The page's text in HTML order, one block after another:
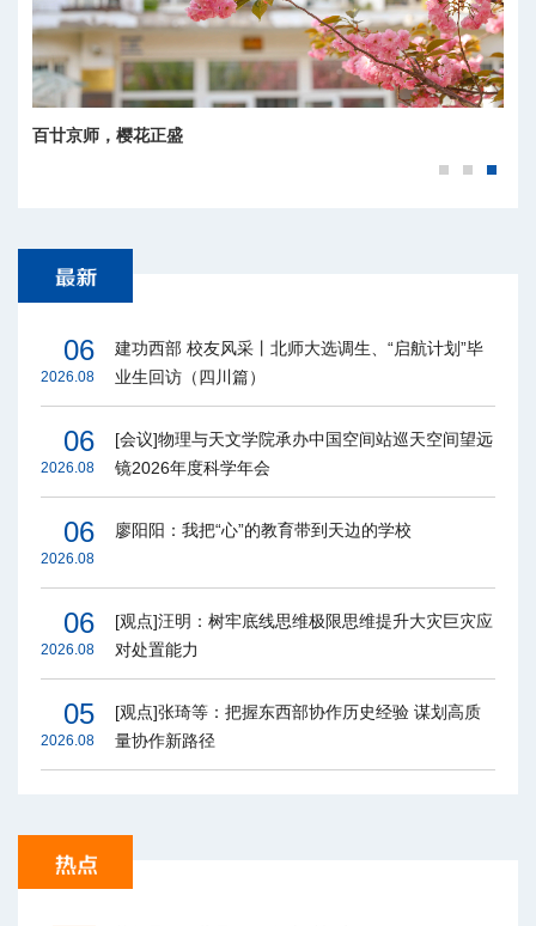
百廿京师，樱花正盛
06
2026.08
建功西部 校友风采丨北师大选调生、“启航计划”毕
业生回访（四川篇）
06
2026.08
[会议]物理与天文学院承办中国空间站巡天空间望远
镜2026年度科学年会
06
2026.08
廖阳阳：我把“心”的教育带到天边的学校
06
2026.08
[观点]汪明：树牢底线思维极限思维提升大灾巨灾应
对处置能力
05
2026.08
[观点]张琦等：把握东西部协作历史经验 谋划高质
量协作新路径